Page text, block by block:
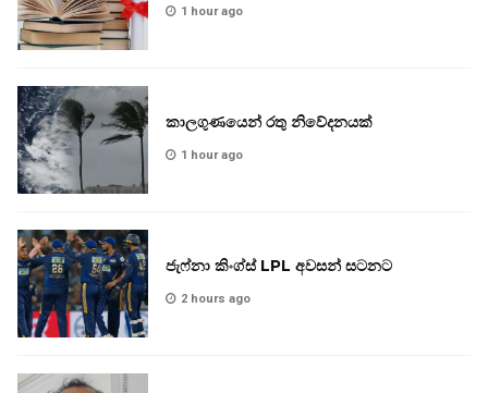
1 hour ago
කාලගුණයෙන් රතු නිවේදනයක්
1 hour ago
ජැෆ්නා කිංග්ස් LPL අවසන් සටනට
2 hours ago